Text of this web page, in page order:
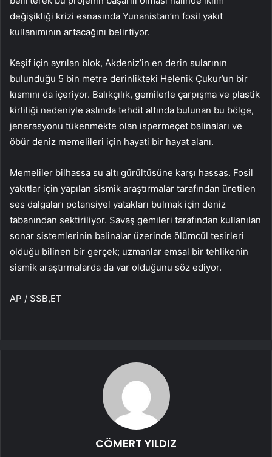
değişikliği krizi esnasında Yunanistan’ın fosil yakıt
kullanımının artacağını belirtiyor.
Keşif için ayrılan blok, Akdeniz’in en derin sularının
bulunduğu 5 bin metre derinlikteki Helenik Çukur’un bir
kısmını da içeriyor. Balıkçılık, gemilerle çarpışma ve plastik
kirliliği nedeniyle aslında tehdit altında bulunan bu bölge,
jenerasyonu tükenmekte olan ispermeçet balinaları ve
öbür deniz memelileri için hayati bir hayat alanı.
Memeliler bilhassa su altı gürültüsüne karşı hassas. Fosil
yakıtlar için yapılan sismik araştırmalar tarafından üretilen
ses dalgaları potansiyel yatakları bulmak için deniz
tabanından sektiriliyor. Savaş gemileri tarafından kullanılan
sonar sistemlerinin balinalar üzerinde ölümcül tesirleri
olduğu bilinen bir gerçek; uzmanlar emsal bir tehlikenin
sismik araştırmalarda da var olduğunu söz ediyor.
AP / SSB,ET
CÖMERT YILDIZ